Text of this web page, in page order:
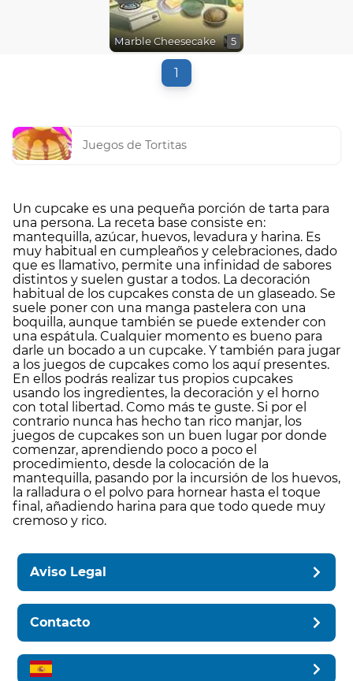
Marble Cheesecake 5
1
Juegos de Tortitas
Un cupcake es una pequeña porción de tarta para
una persona. La receta base consiste en:
mantequilla, azúcar, huevos, levadura y harina. Es
muy habitual en cumpleaños y celebraciones, dado
que es llamativo, permite una infinidad de sabores
distintos y suelen gustar a todos. La decoración
habitual de los cupcakes consta de un glaseado. Se
suele poner con una manga pastelera con una
boquilla, aunque también se puede extender con
una espátula. Cualquier momento es bueno para
darle un bocado a un cupcake. Y también para jugar
a los juegos de cupcakes como los aquí presentes.
En ellos podrás realizar tus propios cupcakes
usando los ingredientes, la decoración y el horno
con total libertad. Como más te guste. Si por el
contrario nunca has hecho tan rico manjar, los
juegos de cupcakes son un buen lugar por donde
comenzar, aprendiendo poco a poco el
procedimiento, desde la colocación de la
mantequilla, pasando por la incursión de los huevos,
la ralladura o el polvo para hornear hasta el toque
final, añadiendo harina para que todo quede muy
cremoso y rico.
Aviso Legal
Contacto